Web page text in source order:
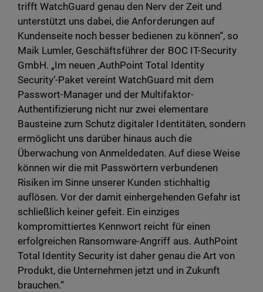
trifft WatchGuard genau den Nerv der Zeit und
unterstützt uns dabei, die Anforderungen auf
Kundenseite noch besser bedienen zu können“, so
Maik Lumler, Geschäftsführer der BOC IT-Security
GmbH. „Im neuen ‚AuthPoint Total Identity
Security‘-Paket vereint WatchGuard mit dem
Passwort-Manager und der Multifaktor-
Authentifizierung nicht nur zwei elementare
Bausteine zum Schutz digitaler Identitäten, sondern
ermöglicht uns darüber hinaus auch die
Überwachung von Anmeldedaten. Auf diese Weise
können wir die mit Passwörtern verbundenen
Risiken im Sinne unserer Kunden stichhaltig
auflösen. Vor der damit einhergehenden Gefahr ist
schließlich keiner gefeit. Ein einziges
kompromittiertes Kennwort reicht für einen
erfolgreichen Ransomware-Angriff aus. AuthPoint
Total Identity Security ist daher genau die Art von
Produkt, die Unternehmen jetzt und in Zukunft
brauchen.“